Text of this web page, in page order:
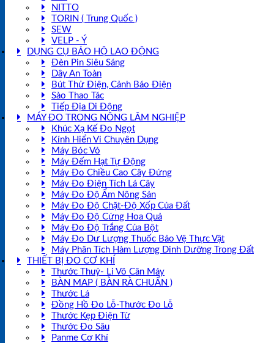
NITTO
TORIN ( Trung Quốc )
SEW
VELP - Ý
DỤNG CỤ BẢO HỘ LAO ĐỘNG
Đèn Pin Siêu Sáng
Dây An Toàn
Bút Thử Điện, Cảnh Báo Điện
Sào Thao Tác
Tiếp Địa Di Động
MÁY ĐO TRONG NÔNG LÂM NGHIỆP
Khúc Xạ Kế Đo Ngọt
Kính Hiển Vi Chuyên Dụng
Máy Bóc Vỏ
Máy Đếm Hạt Tự Động
Máy Đo Chiều Cao Cây Đứng
Máy Đo Điện Tích Lá Cây
Máy Đo Độ Ẩm Nông Sản
Máy Đo Độ Chặt-Độ Xốp Của Đất
Máy Đo Độ Cứng Hoa Quả
Máy Đo Độ Trắng Của Bột
Máy Đo Dư Lượng Thuốc Bảo Vệ Thực Vật
Máy Phân Tích Hàm Lượng Dinh Dưỡng Trong Đất
THIẾT BỊ ĐO CƠ KHÍ
Thước Thuỷ- Li Vô Cân Máy
BÀN MAP ( BÀN RÀ CHUẨN )
Thước Lá
Đồng Hồ Đo Lỗ-Thước Đo Lỗ
Thước Kẹp Điện Tử
Thước Đo Sâu
Panme Cơ Khí